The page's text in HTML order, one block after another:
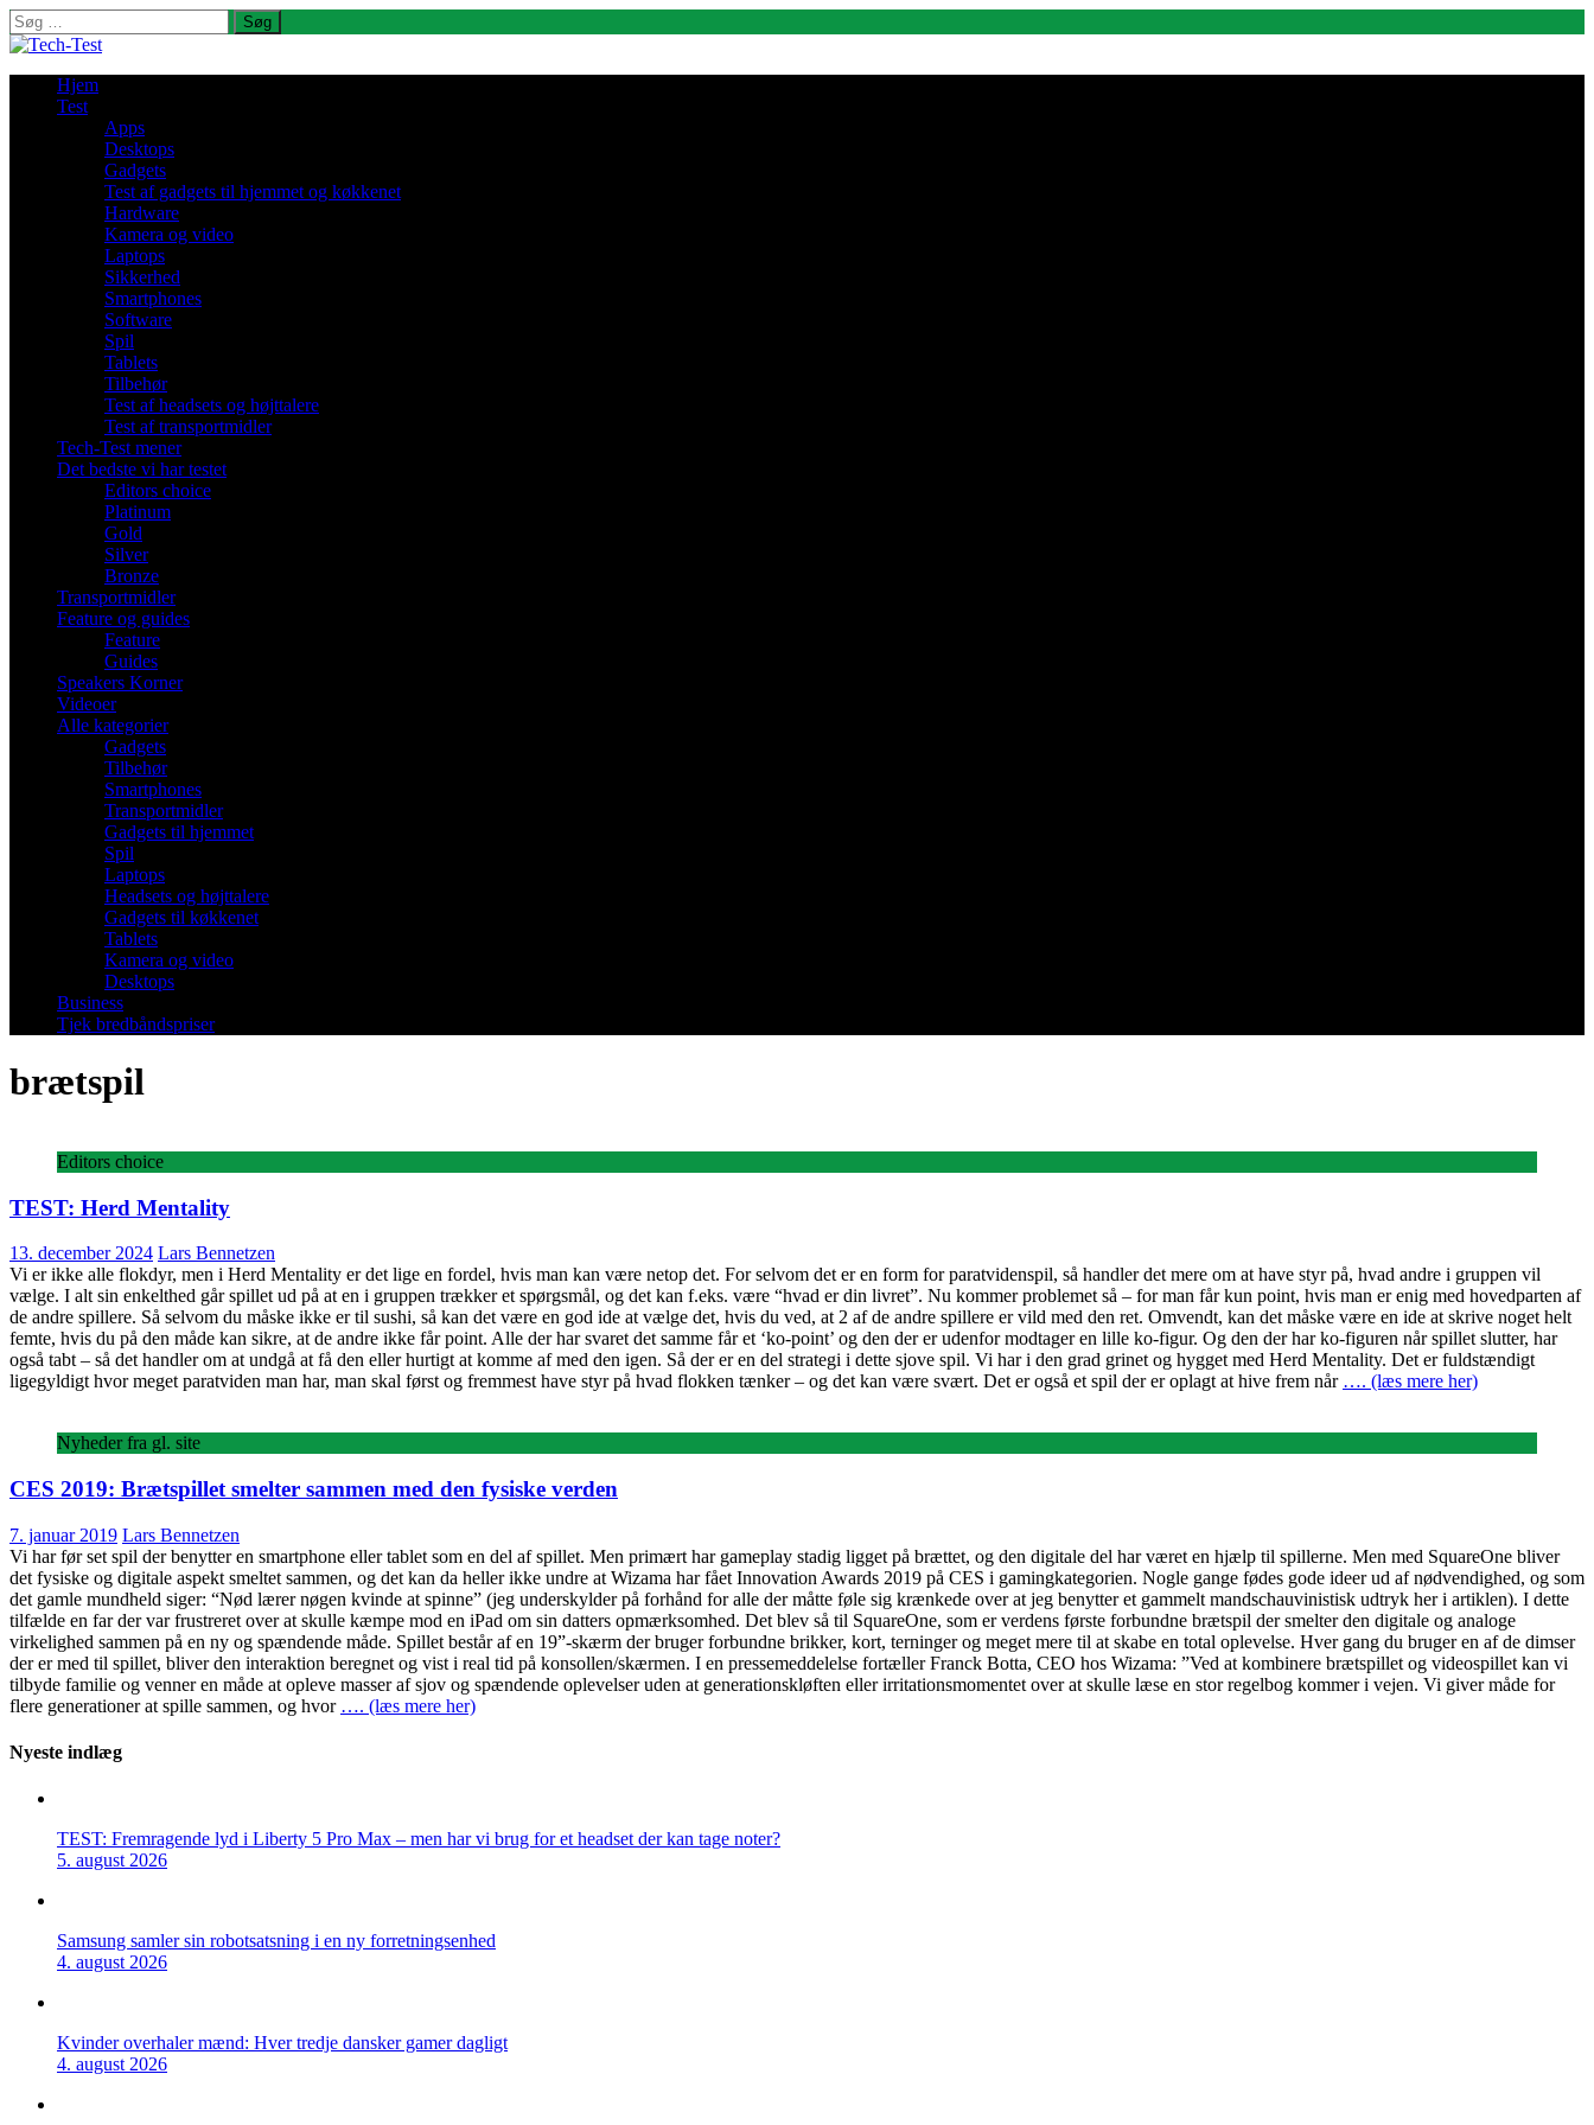
Søg
efter:
Hjem
Test
Apps
Desktops
Gadgets
Test af gadgets til hjemmet og køkkenet
Hardware
Kamera og video
Laptops
Sikkerhed
Smartphones
Software
Spil
Tablets
Tilbehør
Test af headsets og højttalere
Test af transportmidler
Tech-Test mener
Det bedste vi har testet
Editors choice
Platinum
Gold
Silver
Bronze
Transportmidler
Feature og guides
Feature
Guides
Speakers Korner
Videoer
Alle kategorier
Gadgets
Tilbehør
Smartphones
Transportmidler
Gadgets til hjemmet
Spil
Laptops
Headsets og højttalere
Gadgets til køkkenet
Tablets
Kamera og video
Desktops
Business
Tjek bredbåndspriser
brætspil
Editors choice
TEST: Herd Mentality
13. december 2024 Lars Bennetzen
Vi er ikke alle flokdyr, men i Herd Mentality er det lige en fordel, hvis man kan være netop det. For selvom det er en form for paratvidenspil, så handler det mere om at have styr på, hvad andre i gruppen vil
vælge. I alt sin enkelthed går spillet ud på at en i gruppen trækker et spørgsmål, og det kan f.eks. være “hvad er din livret”. Nu kommer problemet så – for man får kun point, hvis man er enig med hovedparten af
de andre spillere. Så selvom du måske ikke er til sushi, så kan det være en god ide at vælge det, hvis du ved, at 2 af de andre spillere er vild med den ret. Omvendt, kan det måske være en ide at skrive noget helt
femte, hvis du på den måde kan sikre, at de andre ikke får point. Alle der har svaret det samme får et ‘ko-point’ og den der er udenfor modtager en lille ko-figur. Og den der har ko-figuren når spillet slutter, har
også tabt – så det handler om at undgå at få den eller hurtigt at komme af med den igen. Så der er en del strategi i dette sjove spil. Vi har i den grad grinet og hygget med Herd Mentality. Det er fuldstændigt
ligegyldigt hvor meget paratviden man har, man skal først og fremmest have styr på hvad flokken tænker – og det kan være svært. Det er også et spil der er oplagt at hive frem når …. (læs mere her)
Nyheder fra gl. site
CES 2019: Brætspillet smelter sammen med den fysiske verden
7. januar 2019 Lars Bennetzen
Vi har før set spil der benytter en smartphone eller tablet som en del af spillet. Men primært har gameplay stadig ligget på brættet, og den digitale del har været en hjælp til spillerne. Men med SquareOne bliver
det fysiske og digitale aspekt smeltet sammen, og det kan da heller ikke undre at Wizama har fået Innovation Awards 2019 på CES i gamingkategorien. Nogle gange fødes gode ideer ud af nødvendighed, og som
det gamle mundheld siger: “Nød lærer nøgen kvinde at spinne” (jeg underskylder på forhånd for alle der måtte føle sig krænkede over at jeg benytter et gammelt mandschauvinistisk udtryk her i artiklen). I dette
tilfælde en far der var frustreret over at skulle kæmpe mod en iPad om sin datters opmærksomhed. Det blev så til SquareOne, som er verdens første forbundne brætspil der smelter den digitale og analoge
virkelighed sammen på en ny og spændende måde. Spillet består af en 19”-skærm der bruger forbundne brikker, kort, terninger og meget mere til at skabe en total oplevelse. Hver gang du bruger en af de dimser
der er med til spillet, bliver den interaktion beregnet og vist i real tid på konsollen/skærmen. I en pressemeddelelse fortæller Franck Botta, CEO hos Wizama: ”Ved at kombinere brætspillet og videospillet kan vi
tilbyde familie og venner en måde at opleve masser af sjov og spændende oplevelser uden at generationskløften eller irritationsmomentet over at skulle læse en stor regelbog kommer i vejen. Vi giver måde for
flere generationer at spille sammen, og hvor …. (læs mere her)
Nyeste indlæg
TEST: Fremragende lyd i Liberty 5 Pro Max – men har vi brug for et headset der kan tage noter?
5. august 2026
Samsung samler sin robotsatsning i en ny forretningsenhed
4. august 2026
Kvinder overhaler mænd: Hver tredje dansker gamer dagligt
4. august 2026